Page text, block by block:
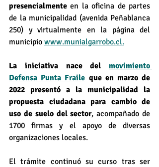
presencialmente en la oficina de partes
de la municipalidad (avenida Peñablanca
250) y virtualmente en la página del
municipio www.munialgarrobo.cl.
La iniciativa nace del movimiento
Defensa Punta Fraile que en marzo de
2022 presentó a la municipalidad la
propuesta ciudadana para cambio de
uso de suelo del sector, acompañado de
1700 firmas y el apoyo de diversas
organizaciones locales.
El trámite continuó su curso tras ser